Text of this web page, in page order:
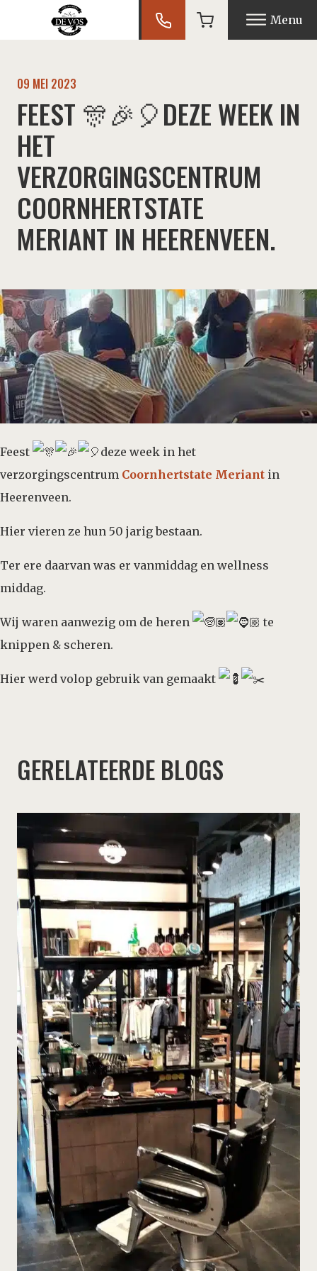
Menu
09 MEI 2023
FEEST 🎊🎉🎈DEZE WEEK IN
HET
VERZORGINGSCENTRUM
COORNHERTSTATE
MERIANT IN HEERENVEEN.
Feest
deze week in het
verzorgingscentrum Coornhertstate Meriant in
Heerenveen.
Hier vieren ze hun 50 jarig bestaan.
Ter ere daarvan was er vanmiddag en wellness
middag.
Wij waren aanwezig om de heren
te
knippen & scheren.
Hier werd volop gebruik van gemaakt
GERELATEERDE BLOGS